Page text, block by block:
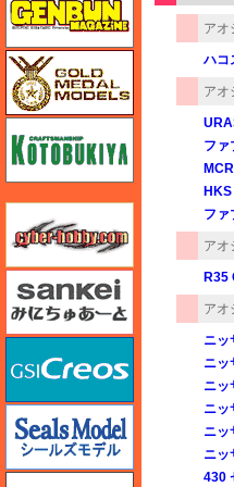
アオ
ハコ
アオ
ファ
ファ
アオ
R35
アオ
ニッ
ニッ
ニッ
ニッ
ニッ
ニッ
430
ゴールドメダル
サイバーホビー
さんけい みにち
GSIクレオス
シールズモデル
静岡模型協同組